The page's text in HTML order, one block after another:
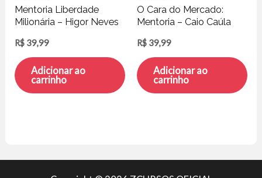
Mentoria Liberdade
Milionária – Higor Neves
R$ 39,99
Adicionar ao
carrinho
O Cara do Mercado:
Mentoria – Caio Caúla
R$ 39,99
Adicionar ao
carrinho